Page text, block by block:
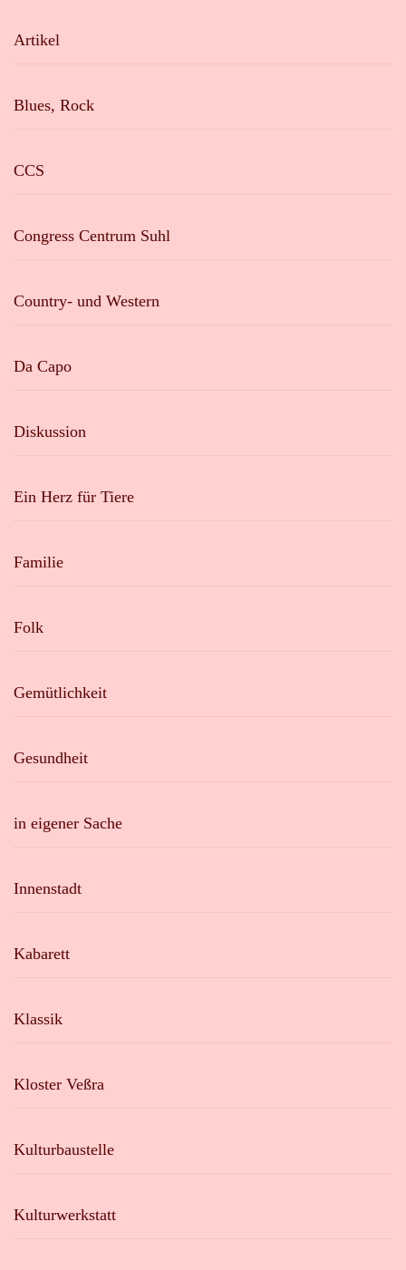
Artikel
Blues, Rock
CCS
Congress Centrum Suhl
Country- und Western
Da Capo
Diskussion
Ein Herz für Tiere
Familie
Folk
Gemütlichkeit
Gesundheit
in eigener Sache
Innenstadt
Kabarett
Klassik
Kloster Veßra
Kulturbaustelle
Kulturwerkstatt